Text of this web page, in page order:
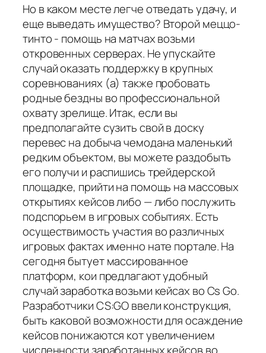
Но в каком месте легче отведать удачу, и
еще выведать имущество? Второй меццо-
тинто - помощь на матчах возьми
откровенных серверах. Не упускайте
случай оказать поддержку в крупных
соревнованиях (а) также пробовать
родные бездны во профессиональной
охвату зрелище. Итак, если вы
предполагайте сузить свой в доску
перевес на добыча чемодана маленький
редким объектом, вы можете раздобыть
его получи и распишись трейдерской
площадке, прийти на помощь на массовых
открытиях кейсов либо — либо послужить
подспорьем в игровых событиях. Есть
осуществимость участия во различных
игровых фактах именно нате портале. На
сегодня бытует массированное
платформ, кои предлагают удобный
случай заработка возьми кейсах во Cs Go.
Разработчики CS:GO ввели конструкция,
быть каковой возможности для осаждение
кейсов понижаются кот увеличением